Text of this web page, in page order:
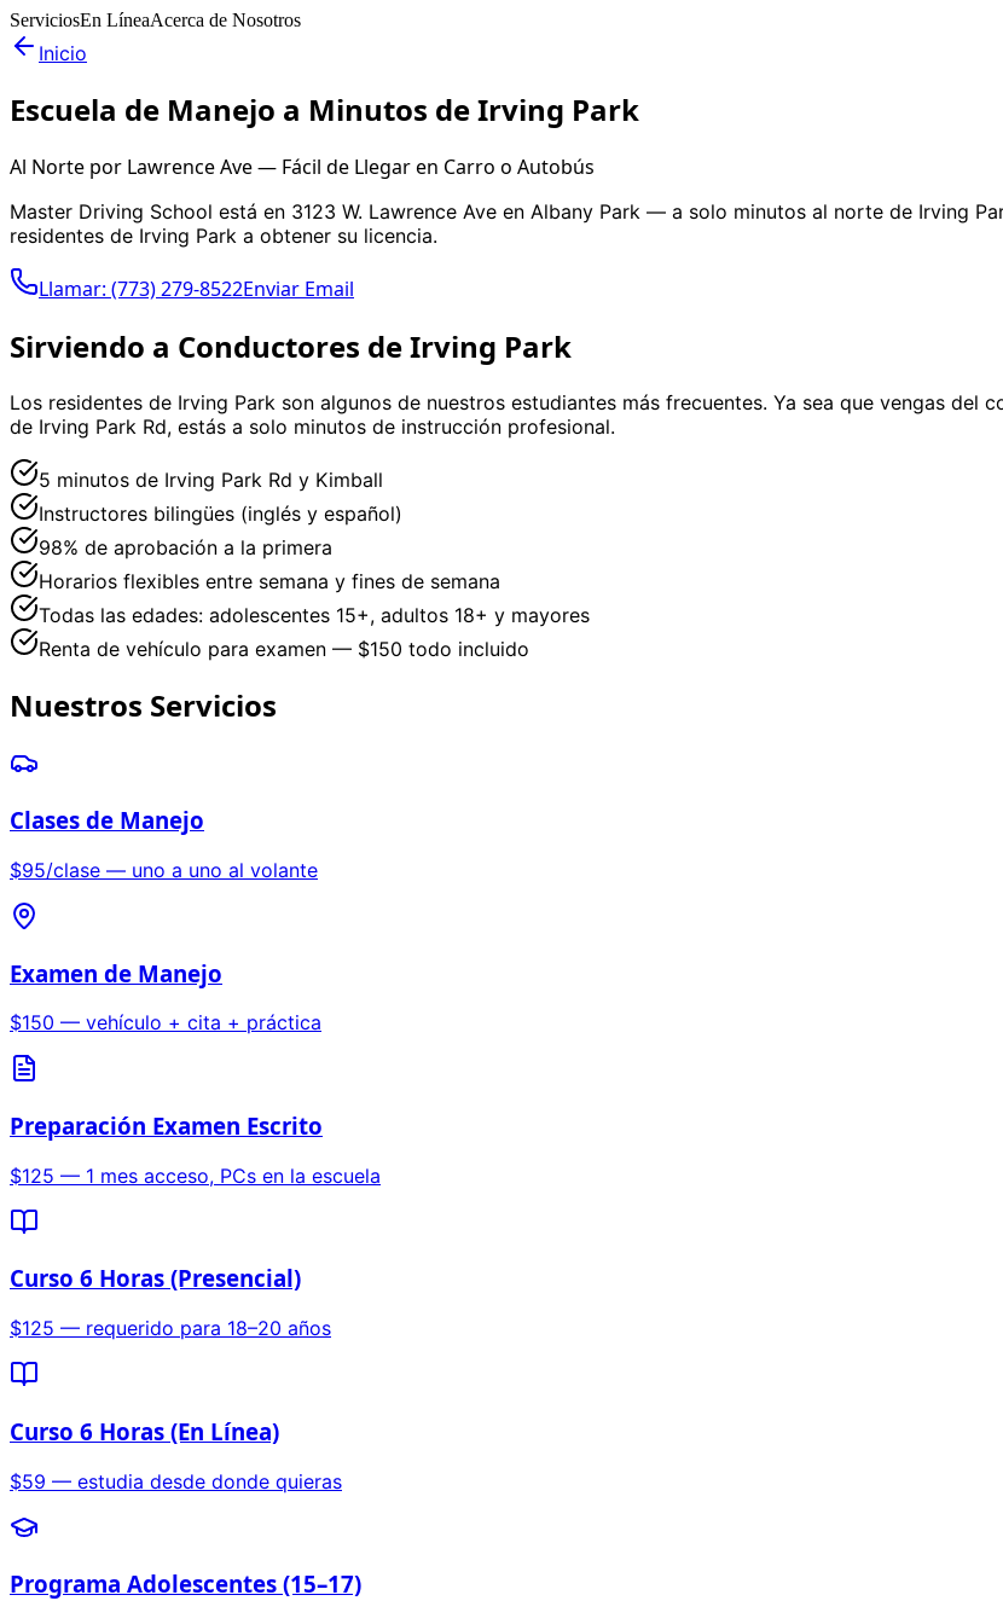
ServiciosEn LíneaAcerca de Nosotros
Inicio
Escuela de Manejo a Minutos de Irving Park
Al Norte por Lawrence Ave — Fácil de Llegar en Carro o Autobús
Master Driving School está en 3123 W. Lawrence Ave en Albany Park — a solo minutos al norte de Irving
residentes de Irving Park a obtener su licencia.
Llamar: (773) 279-8522Enviar Email
Sirviendo a Conductores de Irving Park
Los residentes de Irving Park son algunos de nuestros estudiantes más frecuentes. Ya sea que vengas
de Irving Park Rd, estás a solo minutos de instrucción profesional.
5 minutos de Irving Park Rd y Kimball
Instructores bilingües (inglés y español)
98% de aprobación a la primera
Horarios flexibles entre semana y fines de semana
Todas las edades: adolescentes 15+, adultos 18+ y mayores
Renta de vehículo para examen — $150 todo incluido
Nuestros Servicios
Clases de Manejo
$95/clase — uno a uno al volante
Examen de Manejo
$150 — vehículo + cita + práctica
Preparación Examen Escrito
$125 — 1 mes acceso, PCs en la escuela
Curso 6 Horas (Presencial)
$125 — requerido para 18–20 años
Curso 6 Horas (En Línea)
$59 — estudia desde donde quieras
Programa Adolescentes (15–17)